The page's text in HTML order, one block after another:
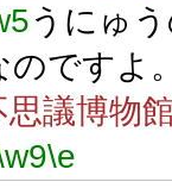
うにゅ
のですよ
思議博物
\e